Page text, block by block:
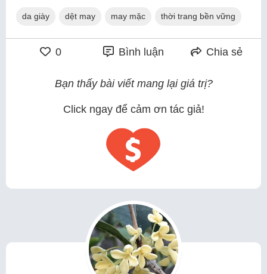
da giày dệt may may mặc thời trang bền vững
0 Bình luận Chia sẻ
Bạn thấy bài viết mang lại giá trị?
Click ngay để cảm ơn tác giả!